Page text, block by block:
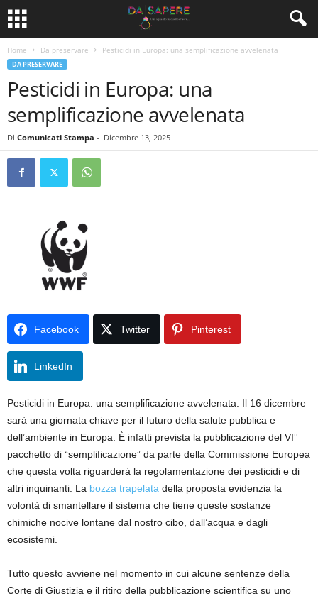
Home Da preservare Pesticidi in Europa: una semplificazione avvelenata
DA PRESERVARE
Pesticidi in Europa: una
semplificazione avvelenata
Di Comunicati Stampa - Dicembre 13, 2025
Facebook Twitter Pinterest
LinkedIn
Pesticidi in Europa: una semplificazione avvelenata. Il 16 dicembre
sarà una giornata chiave per il futuro della salute pubblica e
dell’ambiente in Europa. È infatti prevista la pubblicazione del VI°
pacchetto di “semplificazione” da parte della Commissione Europea
che questa volta riguarderà la regolamentazione dei pesticidi e di
altri inquinanti. La bozza trapelata della proposta evidenzia la
volontà di smantellare il sistema che tiene queste sostanze
chimiche nocive lontane dal nostro cibo, dall’acqua e dagli
ecosistemi.
Tutto questo avviene nel momento in cui alcune sentenze della
Corte di Giustizia e il ritiro della pubblicazione scientifica su uno